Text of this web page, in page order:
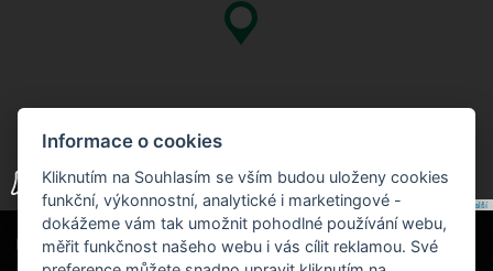
Leaflet © Seznam.cz a.s. a další
Hotel Červenohorské sedlo Naši partneři
Informace o cookies
Kliknutím na Souhlasím se vším budou uloženy cookies
funkční, výkonnostní, analytické i marketingové -
dokážeme vám tak umožnit pohodlné používání webu,
měřit funkčnost našeho webu i vás cílit reklamou. Své